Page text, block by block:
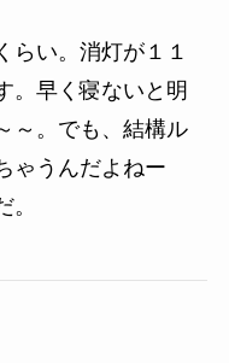
らい。消灯が１１
。早く寝ないと明
～。でも、結構ル
ゃうんだよねー